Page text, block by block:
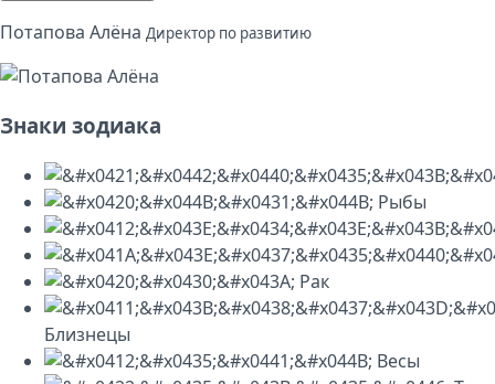
Потапова Алёна Директор по развитию
Знаки зодиака
Рыбы
Рак
Близнецы
Весы